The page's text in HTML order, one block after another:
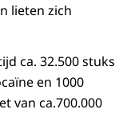
lieten zich
ca. 32.500 stuks
en 1000
van ca.700.000